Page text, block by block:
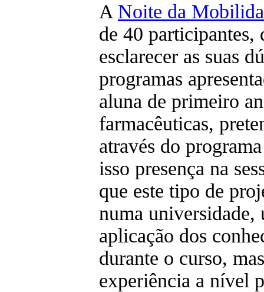
A Noite da
de 40 participantes,
esclarecer as suas
programas
aluna de primeiro
farmacêuticas,
através do
isso presença na
que este tipo de
numa universidade,
aplicação dos
durante o curso,
experiência a nível